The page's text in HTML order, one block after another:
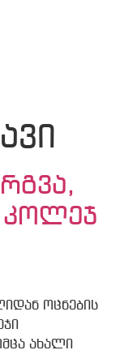
კოლეჯ
ოცნების
ახალი